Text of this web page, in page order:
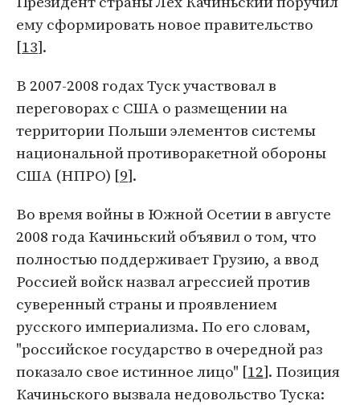
ему сформировать новое правительство
[13].
В 2007-2008 годах Туск участвовал в
переговорах с США о размещении на
территории Польши элементов системы
национальной противоракетной обороны
США (НПРО) [9].
Во время войны в Южной Осетии в августе
2008 года Качиньский объявил о том, что
полностью поддерживает Грузию, а ввод
Россией войск назвал агрессией против
суверенный страны и проявлением
русского империализма. По его словам,
"российское государство в очередной раз
показало свое истинное лицо" [12]. Позиция
Качиньского вызвала недовольство Туска: